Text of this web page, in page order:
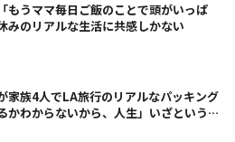
もうママ毎日ご飯のことで頭がいっぱ
みのリアルな生活に共感しかない
家族4人でLA旅行のリアルなパッキング
かわからないから、人生」いざというと